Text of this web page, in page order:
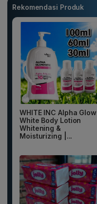
Rekomendasi Produk
WHITE INC Alpha Glow
White Body Lotion
Whitening &
Moisturizing |...